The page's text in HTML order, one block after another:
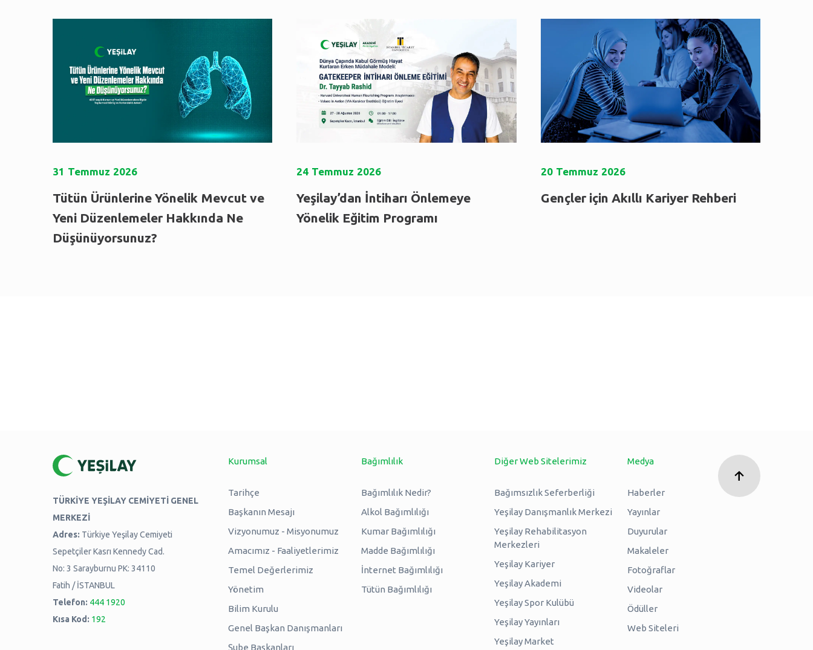
31 Temmuz 2026
Tütün Ürünlerine Yönelik Mevcut ve
Yeni Düzenlemeler Hakkında Ne
Düşünüyorsunuz?
24 Temmuz 2026
Yeşilay’dan İntiharı Önlemeye
Yönelik Eğitim Programı
20 Temmuz 2026
Gençler için Akıllı Kariyer Rehberi
TÜRKİYE YEŞİLAY CEMİYETİ GENEL
MERKEZİ
Adres: Türkiye Yeşilay Cemiyeti
Sepetçiler Kasrı Kennedy Cad.
No: 3 Sarayburnu PK: 34110
Fatih / İSTANBUL
Telefon: 444 1920
Kısa Kod: 192
Kurumsal
Tarihçe
Başkanın Mesajı
Vizyonumuz - Misyonumuz
Amacımız - Faaliyetlerimiz
Temel Değerlerimiz
Yönetim
Bilim Kurulu
Genel Başkan Danışmanları
Şube Başkanları
Bağımlılık
Bağımlılık Nedir?
Alkol Bağımlılığı
Kumar Bağımlılığı
Madde Bağımlılığı
İnternet Bağımlılığı
Tütün Bağımlılığı
Diğer Web Sitelerimiz
Bağımsızlık Seferberliği
Yeşilay Danışmanlık Merkezi
Yeşilay Rehabilitasyon
Merkezleri
Yeşilay Kariyer
Yeşilay Akademi
Yeşilay Spor Kulübü
Yeşilay Yayınları
Yeşilay Market
Medya
Haberler
Yayınlar
Duyurular
Makaleler
Fotoğraflar
Videolar
Ödüller
Web Siteleri